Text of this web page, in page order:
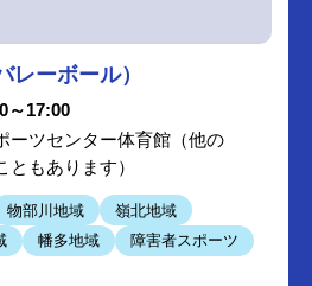
レーボール）
17:00
ーツセンター体育館（他の
もあります）
物部川地域
嶺北地域
幡多地域
障害者スポーツ